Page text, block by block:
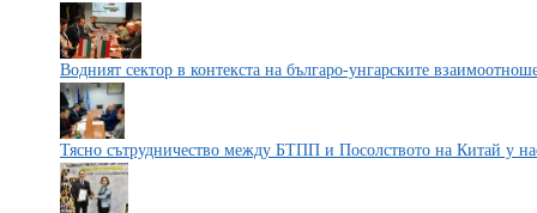
Водният сектор в контекста на българо-унгарските
Тясно сътрудничество между БТПП и Посолството на Китай у